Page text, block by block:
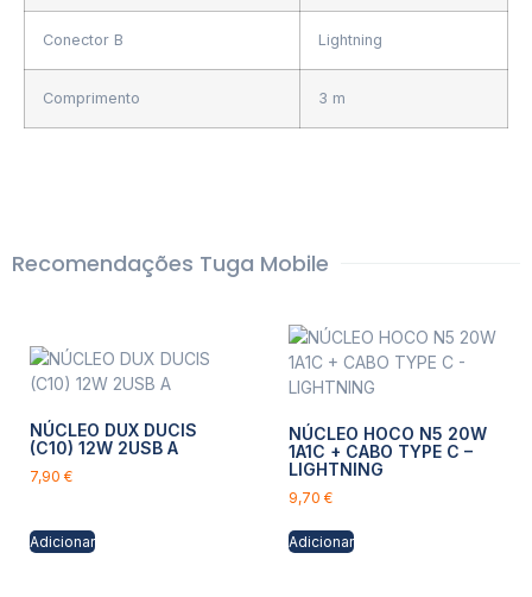
Conector B Lightning
Comprimento 3 m
Recomendações Tuga Mobile
NÚCLEO DUX DUCIS
(C10) 12W 2USB A
7,90 €
Adicionar
NÚCLEO HOCO N5 20W
1A1C + CABO TYPE C –
LIGHTNING
9,70 €
Adicionar